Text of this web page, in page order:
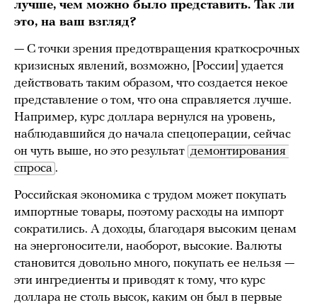
лучше, чем можно было представить. Так ли
это, на ваш взгляд?
— С точки зрения предотвращения краткосрочных
кризисных явлений, возможно, [России] удается
действовать таким образом, что создается некое
представление о том, что она справляется лучше.
Например, курс доллара вернулся на уровень,
наблюдавшийся до начала спецоперации, сейчас
он чуть выше, но это результат демонтирования
спроса .
Российская экономика с трудом может покупать
импортные товары, поэтому расходы на импорт
сократились. А доходы, благодаря высоким ценам
на энергоносители, наоборот, высокие. Валюты
становится довольно много, покупать ее нельзя —
эти ингредиенты и приводят к тому, что курс
доллара не столь высок, каким он был в первые